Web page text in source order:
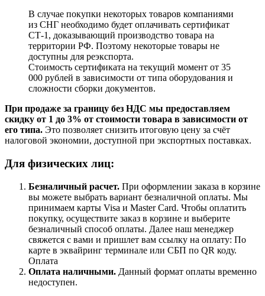
В случае покупки некоторых товаров компаниями
из СНГ необходимо будет оплачивать сертификат
СТ-1, доказывающий производство товара на
территории РФ. Поэтому некоторые товары не
доступны для реэкспорта.
Стоимость сертификата на текущий момент от 35
000 рублей в зависимости от типа оборудования и
сложности сборки документов.
При продаже за границу без НДС мы предоставляем
скидку от 1 до 3% от стоимости товара в зависимости от
его типа. Это позволяет снизить итоговую цену за счёт
налоговой экономии, доступной при экспортных поставках.
Для физических лиц:
Безналичный расчет. При оформлении заказа в корзине
вы можете выбрать вариант безналичной оплаты. Мы
принимаем карты Visa и Master Card. Чтобы оплатить
покупку, осуществите заказ в корзине и выберите
безналичный способ оплаты. Далее наш менеджер
свяжется с вами и пришлет вам ссылку на оплату: По
карте в эквайринг терминале или СБП по QR коду.
Оплата
Оплата наличными. Данный формат оплаты временно
недоступен.